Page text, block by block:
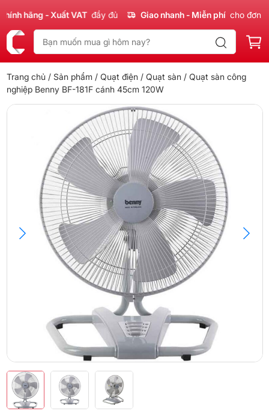
hãng - Xuất VAT đầy đủ Giao nhanh - Miễn phí cho đơn
Trang chủ / Sản phẩm / Quạt điện / Quạt sàn / Quạt sàn công
nghiệp Benny BF-181F cánh 45cm 120W